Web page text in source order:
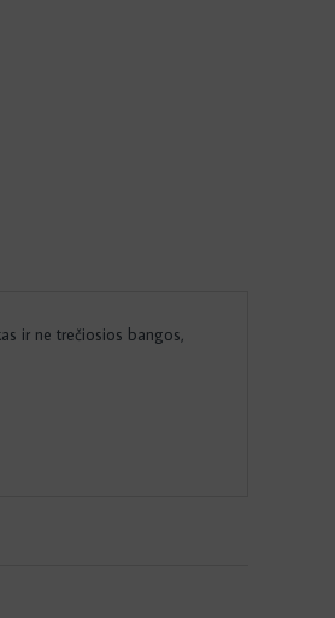
ir ne trečiosios bangos,